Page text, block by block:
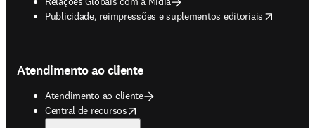
Publicidade, reimpressões e suplementos editoriais
opens in new tab/window
Atendimento ao cliente
Atendimento ao cliente
Central de recursos
opens in new tab/window